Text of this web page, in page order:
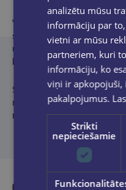
Viņš ir nodibinājis Sean
sniedz atbalstu jauniešu
un līderības prasmju
kas nodrošina vienlīdzīgu
Šons izmanto savu plašo
runātu par garīgo veselību
miljoniem sekotāju visā
analizētu mūsu
informāciju par
vietni ar mūsu
partneriem, kuri
informāciju, ko
viņi ir apkopojuši,
pakalpojumus.
Strikti
nepieciešamie